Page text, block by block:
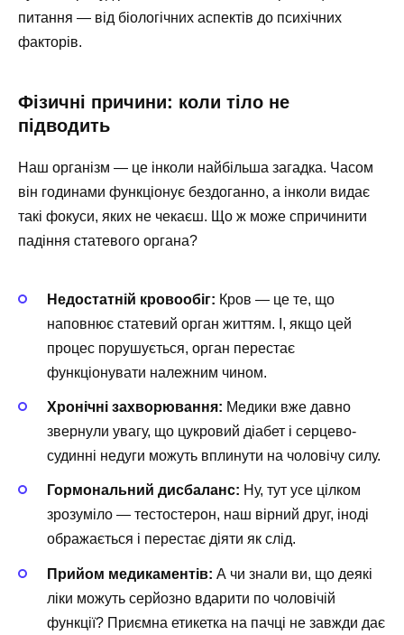
питання — від біологічних аспектів до психічних
факторів.
Фізичні причини: коли тіло не
підводить
Наш організм — це інколи найбільша загадка. Часом
він годинами функціонує бездоганно, а інколи видає
такі фокуси, яких не чекаєш. Що ж може спричинити
падіння статевого органа?
Недостатній кровообіг: Кров — це те, що
наповнює статевий орган життям. І, якщо цей
процес порушується, орган перестає
функціонувати належним чином.
Хронічні захворювання: Медики вже давно
звернули увагу, що цукровий діабет і серцево-
судинні недуги можуть вплинути на чоловічу силу.
Гормональний дисбаланс: Ну, тут усе цілком
зрозуміло — тестостерон, наш вірний друг, іноді
ображається і перестає діяти як слід.
Прийом медикаментів: А чи знали ви, що деякі
ліки можуть серйозно вдарити по чоловічій
функції? Приємна етикетка на пачці не завжди дає